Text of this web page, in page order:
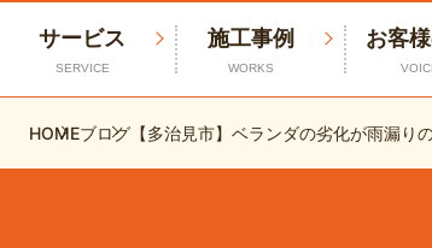
サービス
SERVICE
施工事例
WORKS
お客
HOMEブログ 【多治見市】ベランダの劣化が雨漏